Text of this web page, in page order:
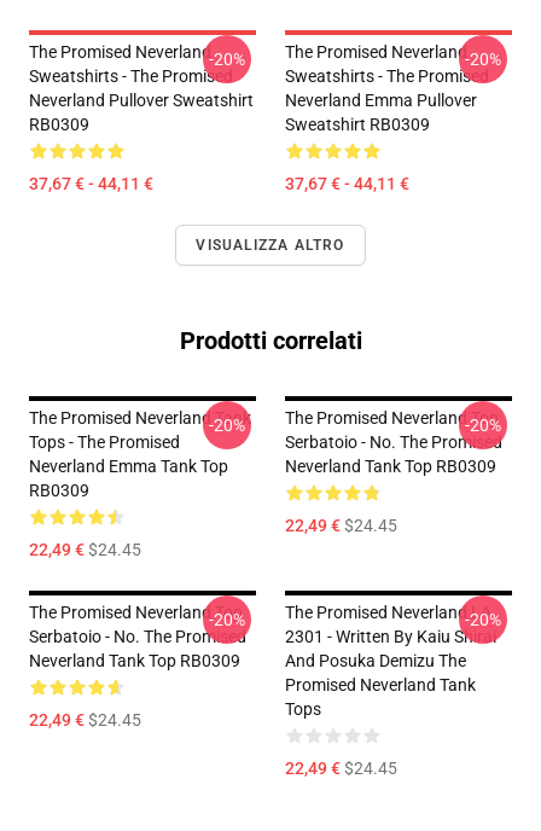
The Promised Neverland
Sweatshirts - The Promised
Neverland Pullover Sweatshirt
RB0309
37,67 € - 44,11 €
-20%
The Promised Neverland
Sweatshirts - The Promised
Neverland Emma Pullover
Sweatshirt RB0309
37,67 € - 44,11 €
-20%
VISUALIZZA ALTRO
Prodotti correlati
The Promised Neverland Tank
Tops - The Promised
Neverland Emma Tank Top
RB0309
22,49 €$24.45
-20%
The Promised Neverland Top
Serbatoio - No. The Promised
Neverland Tank Top RB0309
22,49 €$24.45
-20%
The Promised Neverland Top
Serbatoio - No. The Promised
Neverland Tank Top RB0309
22,49 €$24.45
-20%
The Promised Neverland LA
2301 - Written By Kaiu Shirai
And Posuka Demizu The
Promised Neverland Tank
Tops
22,49 €$24.45
-20%